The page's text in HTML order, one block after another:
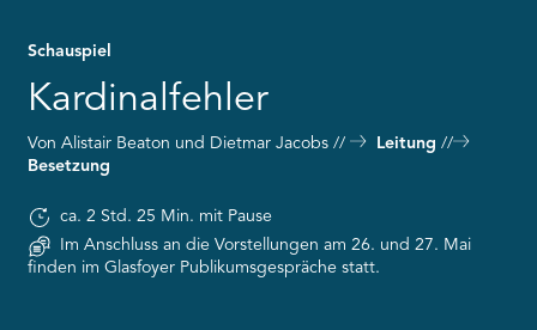
Schauspiel
Kardinalfehler
Von Alistair Beaton und Dietmar Jacobs
Leitung
Besetzung
ca. 2 Std. 25 Min. mit Pause
Im Anschluss an die Vorstellungen am 26. und 27. Mai
finden im Glasfoyer Publikumsgespräche statt.
trackers
that
are
disclosed
to
visitor.
The
website